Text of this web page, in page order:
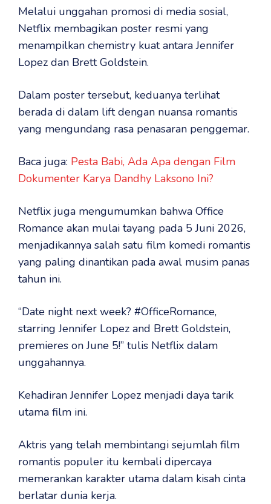
Melalui unggahan promosi di media sosial,
Netflix membagikan poster resmi yang
menampilkan chemistry kuat antara Jennifer
Lopez dan Brett Goldstein.
Dalam poster tersebut, keduanya terlihat
berada di dalam lift dengan nuansa romantis
yang mengundang rasa penasaran penggemar.
Baca juga: Pesta Babi, Ada Apa dengan Film
Dokumenter Karya Dandhy Laksono Ini?
Netflix juga mengumumkan bahwa Office
Romance akan mulai tayang pada 5 Juni 2026,
menjadikannya salah satu film komedi romantis
yang paling dinantikan pada awal musim panas
tahun ini.
“Date night next week? #OfficeRomance,
starring Jennifer Lopez and Brett Goldstein,
premieres on June 5!” tulis Netflix dalam
unggahannya.
Kehadiran Jennifer Lopez menjadi daya tarik
utama film ini.
Aktris yang telah membintangi sejumlah film
romantis populer itu kembali dipercaya
memerankan karakter utama dalam kisah cinta
berlatar dunia kerja.